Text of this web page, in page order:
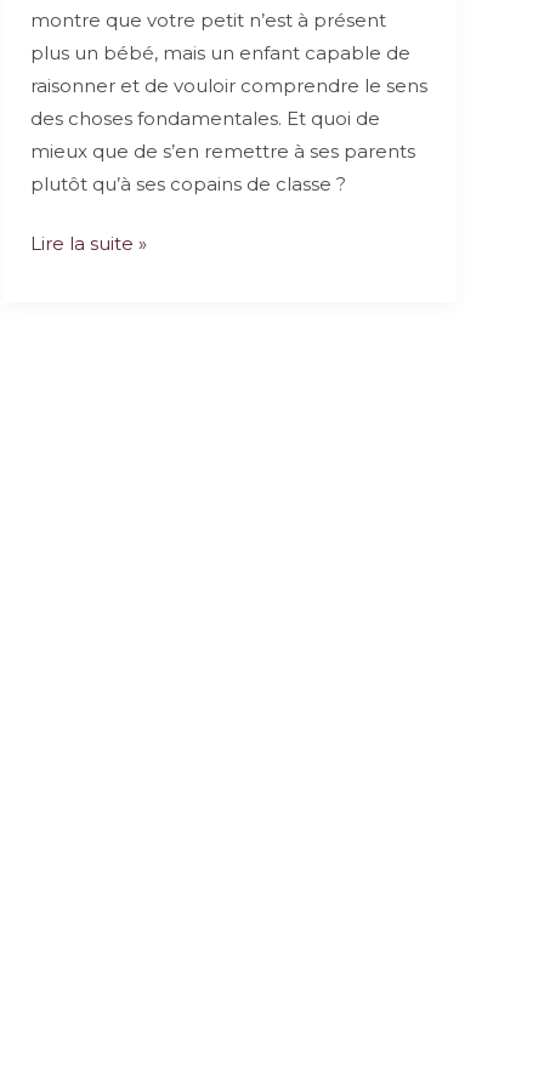
montre que votre petit n’est à présent
plus un bébé, mais un enfant capable de
raisonner et de vouloir comprendre le sens
des choses fondamentales. Et quoi de
mieux que de s’en remettre à ses parents
plutôt qu’à ses copains de classe ?
Maman,
Lire la suite »